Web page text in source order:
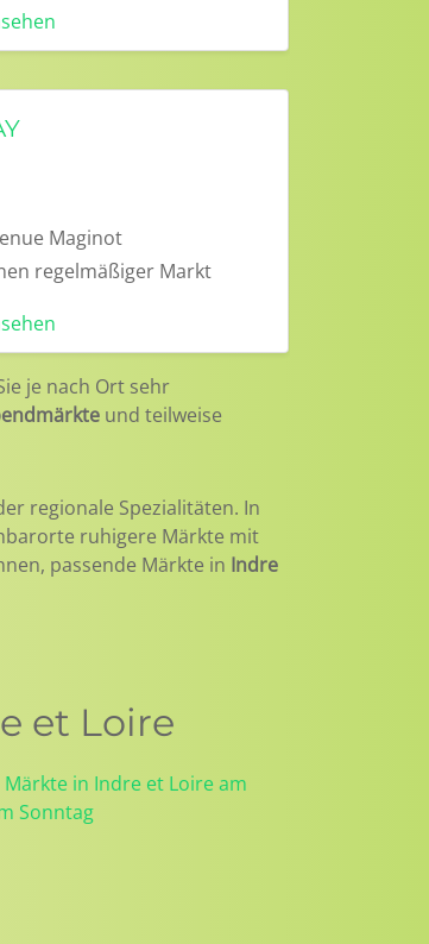
Maginot
regelmäßiger Markt
je nach Ort sehr
und teilweise
regionale Spezialitäten. In
ruhigere Märkte mit
passende Märkte in Indre
et Loire
Märkte in Indre et Loire am
Sonntag